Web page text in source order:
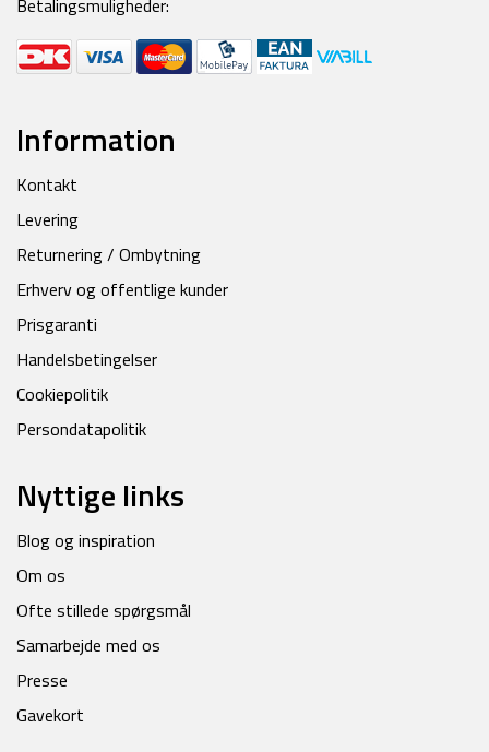
Betalingsmuligheder:
Information
Kontakt
Levering
Returnering / Ombytning
Erhverv og offentlige kunder
Prisgaranti
Handelsbetingelser
Cookiepolitik
Persondatapolitik
Nyttige links
Blog og inspiration
Om os
Ofte stillede spørgsmål
Samarbejde med os
Presse
Gavekort